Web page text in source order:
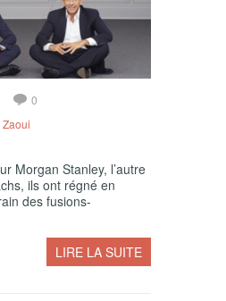
0
Morgan Stanley, l’autre
ils ont régné en
des fusions-
LIRE LA SUITE